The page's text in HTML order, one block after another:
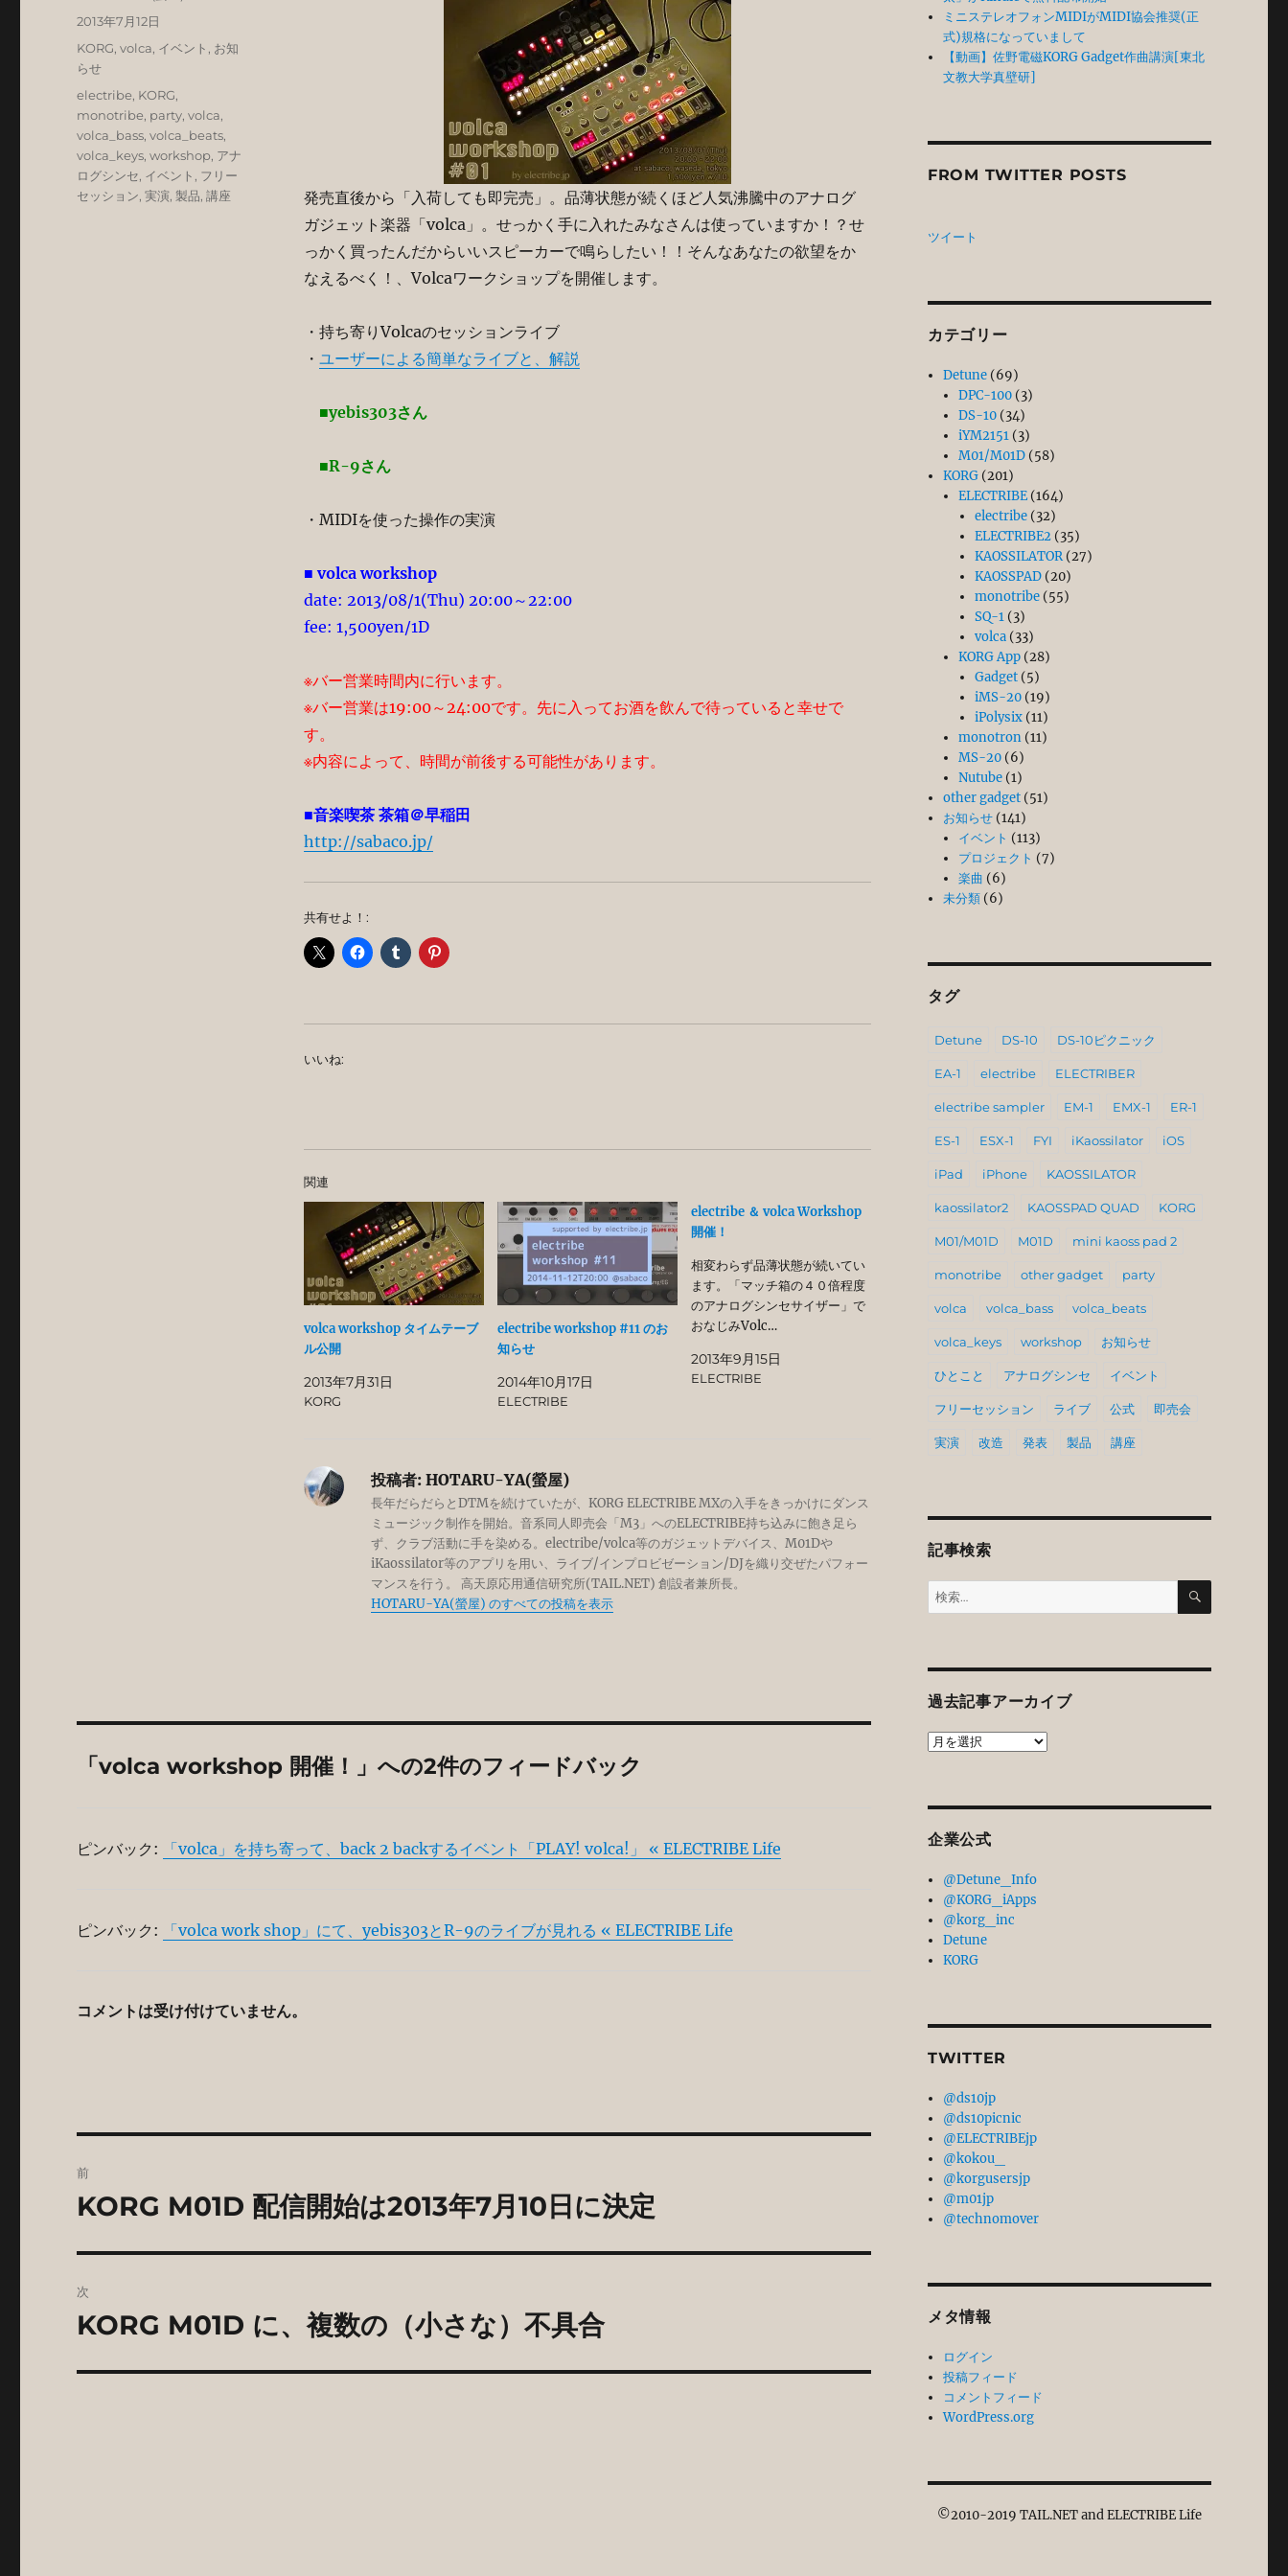
発売直後から「入荷しても即完売」。品薄状態が続くほど人気沸騰中のアナログ
ガジェット楽器「volca」。せっかく手に入れたみなさんは使っていますか！？せ
っかく買ったんだからいいスピーカーで鳴らしたい！！そんなあなたの欲望をか
なえるべく！、Volcaワークショップを開催します。
・持ち寄りVolcaのセッションライブ
・ ユーザーによる簡単なライブと、解説
■yebis303さん
■R-9さん
・MIDIを使った操作の実演
■ volca workshop
date: 2013/08/1(Thu) 20:00～22:00
fee: 1,500yen/1D
※バー営業時間内に行います。
※バー営業は19:00～24:00です。先に入ってお酒を飲んで待っていると幸せで
す。
※内容によって、時間が前後する可能性があります。
■音楽喫茶 茶箱＠早稲田
http://sabaco.jp/
共有せよ！:
いいね:
関連
volca workshop タイムテーブ
ル公開
2013年7月31日
KORG
electribe workshop #11 のお
知らせ
2014年10月17日
ELECTRIBE
electribe ＆ volca Workshop
開催！
相変わらず品薄状態が続いてい
ます。「マッチ箱の４０倍程度
のアナログシンセサイザー」で
おなじみVolc…
2013年9月15日
ELECTRIBE
投稿者:HOTARU-YA(螢屋)
長年だらだらとDTMを続けていたが、KORG ELECTRIBE MXの入手をきっかけにダンス
ミュージック制作を開始。音系同人即売会「M3」へのELECTRIBE持ち込みに飽き足ら
ず、クラブ活動に手を染める。electribe/volca等のガジェットデバイス、M01Dや
iKaossilator等のアプリを用い、ライブ/インプロビゼーション/DJを織り交ぜたパフォー
マンスを行う。 高天原応用通信研究所(TAIL.NET) 創設者兼所長。
HOTARU-YA(螢屋) のすべての投稿を表示
投
日:
2013年7月12日
カ
テ
ゴ
KORG,volca, イベント , お知
らせ
タ
グ
electribe, KORG,
monotribe, party,volca,
volca_bass,volca_beats,
volca_keys,workshop, アナ
ログシンセ, イベント , フリー
セッション,実演, 製品,講座
「volca workshop 開催！」への2件のフィードバック
ピンバック: 「volca」を持ち寄って、back 2 backするイベント「PLAY! volca!」 « ELECTRIBE Life
ピンバック: 「volca work shop」にて、yebis303とR-9のライブが見れる « ELECTRIBE Life
コメントは受け付けていません。
稿
ゲ
前
前
投
稿:
KORG M01D 配信開始は2013年7月10日に決定
次
次
投
KORG M01D に、複数の（小さな）不具合
ミニステレオフォンMIDIがMIDI協会推奨(正
式)規格になっていまして
【動画】佐野電磁KORG Gadget作曲講演[東北
文教大学真壁研]
FROM TWITTER POSTS
ツイート
カテゴリー
Detune (69)
DPC-100 (3)
DS-10 (34)
iYM2151 (3)
M01/M01D (58)
KORG (201)
ELECTRIBE (164)
electribe(32)
ELECTRIBE2(35)
KAOSSILATOR(27)
KAOSSPAD(20)
monotribe(55)
SQ-1(3)
volca(33)
KORG App (28)
Gadget(5)
iMS-20(19)
iPolysix(11)
monotron (11)
MS-20 (6)
Nutube (1)
other gadget (51)
お知らせ (141)
イベント (113)
プロジェクト (7)
楽曲 (6)
未分類 (6)
タグ
Detune DS-10 DS-10ピクニック
EA-1 electribe ELECTRIBER
electribe sampler EM-1 EMX-1 ER-1
ES-1 ESX-1 FYI iKaossilator iOS
iPad iPhone KAOSSILATOR
kaossilator2 KAOSSPAD QUAD KORG
M01/M01D M01D mini kaoss pad 2
monotribe other gadget party
volca volca_bass volca_beats
volca_keys workshop お知らせ
ひとこと アナログシンセ イベント
フリーセッション ライブ 公式 即売会
実演 改造 発表 製品 講座
記事検索
検
索:
検
過去記事アーカイブ
過
ー
イ
ブ
企業公式
@Detune_Info
@KORG_iApps
@korg_inc
Detune
KORG
TWITTER
@ds10jp
@ds10picnic
@ELECTRIBEjp
@kokou_
@korgusersjp
@m01jp
@technomover
メタ情報
ログイン
投稿フィード
コメントフィード
WordPress.org
©2010-2019 TAIL.NET and ELECTRIBE Life